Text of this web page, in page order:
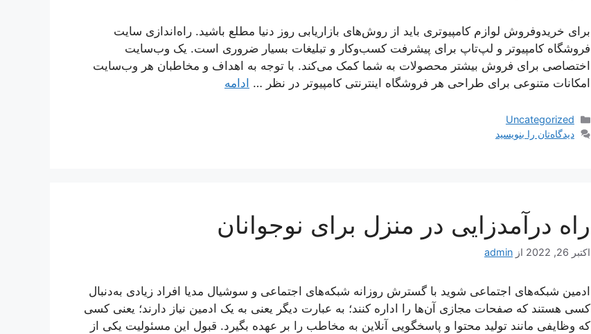
برای خریدوفروش لوازم کامپیوتری باید از روش‌های بازاریابی روز دنیا مطلع باشید. راه‌اندازی سایت
فروشگاه کامپیوتر و لپ‌تاپ برای پیشرفت کسب‌وکار و تبلیغات بسیار ضروری است. یک وب‌سایت
اختصاصی برای فروش بیشتر محصولات به شما کمک می‌کند. با توجه به اهداف و مخاطبان هر وب‌سایت
امکانات متنوعی برای طراحی هر فروشگاه اینترنتی کامپیوتر در نظر … ادامه
دسته‌ها
Uncategorized
دیدگاه‌تان را بنویسید
راه درآمدزایی در منزل برای نوجوانان
اکتبر 26, 2022 از admin
ادمین شبکه‌های اجتماعی شوید با گسترش روزانه شبکه‌های اجتماعی و سوشیال مدیا افراد زیادی به‌دنبال
کسی هستند که صفحات مجازی آن‌ها را اداره کنند؛ به عبارت دیگر یعنی به یک ادمین نیاز دارند؛ یعنی کسی
که وظایفی مانند تولید محتوا و پاسخگویی آنلاین به مخاطب را بر عهده بگیرد. قبول این مسئولیت یکی از